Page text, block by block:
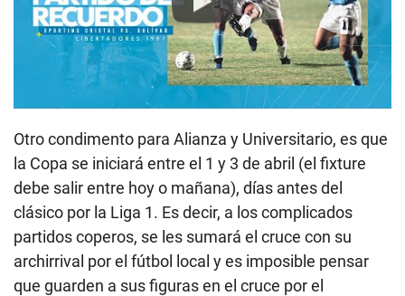
Play
Otro condimento para Alianza y Universitario, es que
la Copa se iniciará entre el 1 y 3 de abril (el fixture
debe salir entre hoy o mañana), días antes del
clásico por la Liga 1. Es decir, a los complicados
partidos coperos, se les sumará el cruce con su
archirrival por el fútbol local y es imposible pensar
que guarden a sus figuras en el cruce por el